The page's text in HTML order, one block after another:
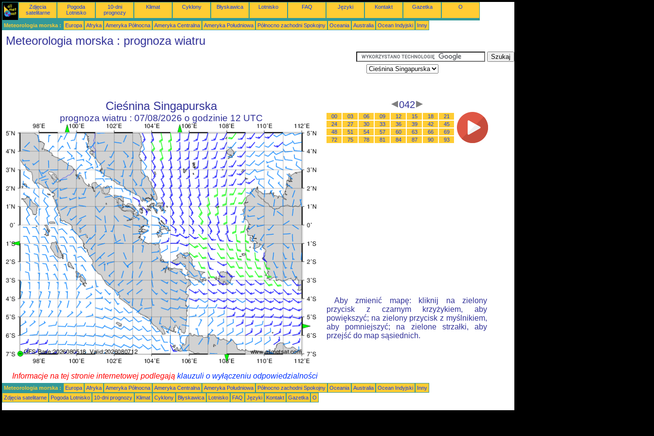
Zdjęcia
satelitarne
Pogoda
Lotnisko
10-dni
prognozy
Klimat Cyklony Błyskawica Lotnisko FAQ Języki Kontakt Gazetka O
Meteorologia morska : Europa Afryka Ameryka Północna Ameryka Centralna Ameryka Południowa Północno zachodni Spokojny Oceania Australia Ocean Indyjski Inny
Meteorologia morska : prognoza wiatru
Cieśnina Singapurska
prognoza wiatru : 07/08/2026 o godzinie 12 UTC
042
00 03 06 09 12 15 18
21
24
27 30 33 36 39 42
45
48
51 54 57 60 63 66
69
72
75 78 81 84 87 90 93
Aby zmienić mapę: kliknij na zielony
przycisk z czarnym krzyżykiem, aby
powiększyć; na zielony przycisk z myślnikiem,
aby pomniejszyć; na zielone strzałki, aby
przejść do map sąsiednich.
Informacje na tej stronie internetowej podlegają klauzuli o wyłączeniu odpowiedzialności
Meteorologia morska : Europa Afryka Ameryka Północna Ameryka Centralna Ameryka Południowa Północno zachodni Spokojny Oceania Australia Ocean Indyjski
Inny
Zdjęcia satelitarne
Pogoda Lotnisko 10-dni prognozy Klimat Cyklony Błyskawica Lotnisko FAQ Języki Kontakt Gazetka O